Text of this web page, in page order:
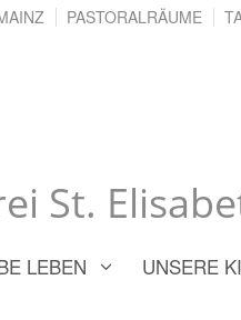
St.
PASTORALRÄUME
LEBEN UNSERE